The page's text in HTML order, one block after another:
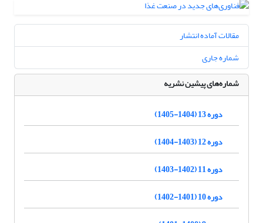
مقالات آماده انتشار
شماره جاری
شماره‌های پیشین نشریه
دوره 13 (1404-1405)
دوره 12 (1403-1404)
دوره 11 (1402-1403)
دوره 10 (1401-1402)